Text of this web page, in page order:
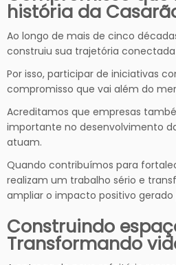
história da
Ao longo de mais de cinco
construiu sua trajetória conectada
Por isso, participar de iniciativas
compromisso que vai além do
Acreditamos que empresas
importante no desenvolvimento
atuam.
Quando contribuímos para
realizam um trabalho sério e
ampliar o impacto positivo gerado
Construindo
Transformando